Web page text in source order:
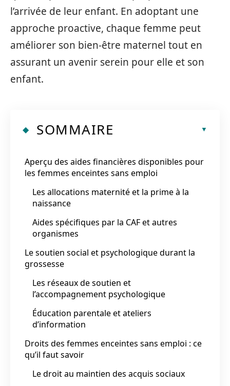
l’arrivée de leur enfant. En adoptant une
approche proactive, chaque femme peut
améliorer son bien-être maternel tout en
assurant un avenir serein pour elle et son
enfant.
SOMMAIRE
Aperçu des aides financières disponibles pour
les femmes enceintes sans emploi
Les allocations maternité et la prime à la
naissance
Aides spécifiques par la CAF et autres
organismes
Le soutien social et psychologique durant la
grossesse
Les réseaux de soutien et
l’accompagnement psychologique
Éducation parentale et ateliers
d’information
Droits des femmes enceintes sans emploi : ce
qu’il faut savoir
Le droit au maintien des acquis sociaux